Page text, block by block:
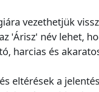
vezethetjük
'Árisz' név lehet,
harcias és
eltérések a